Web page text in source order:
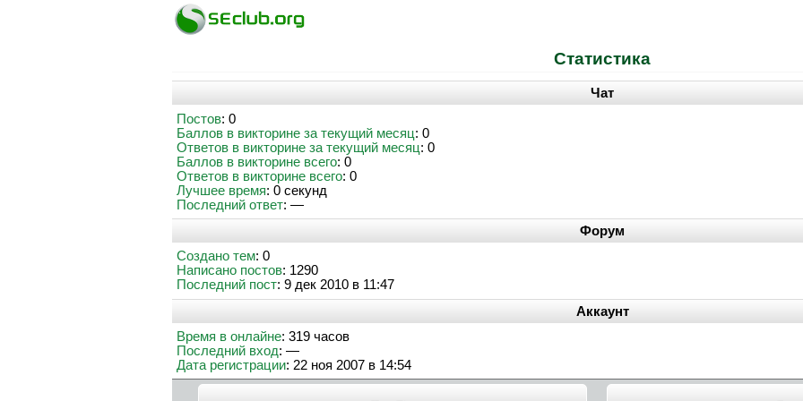
Статистика
Чат
Постов: 0
Баллов в викторине за текущий месяц: 0
Ответов в викторине за текущий месяц: 0
Баллов в викторине всего: 0
Ответов в викторине всего: 0
Лучшее время: 0 секунд
Последний ответ: —
Форум
Создано тем: 0
Написано постов: 1290
Последний пост: 9 дек 2010 в 11:47
Аккаунт
Время в онлайне: 319 часов
Последний вход: —
Дата регистрации: 22 ноя 2007 в 14:54